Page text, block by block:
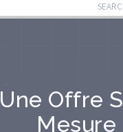
Une Offre
Mesure